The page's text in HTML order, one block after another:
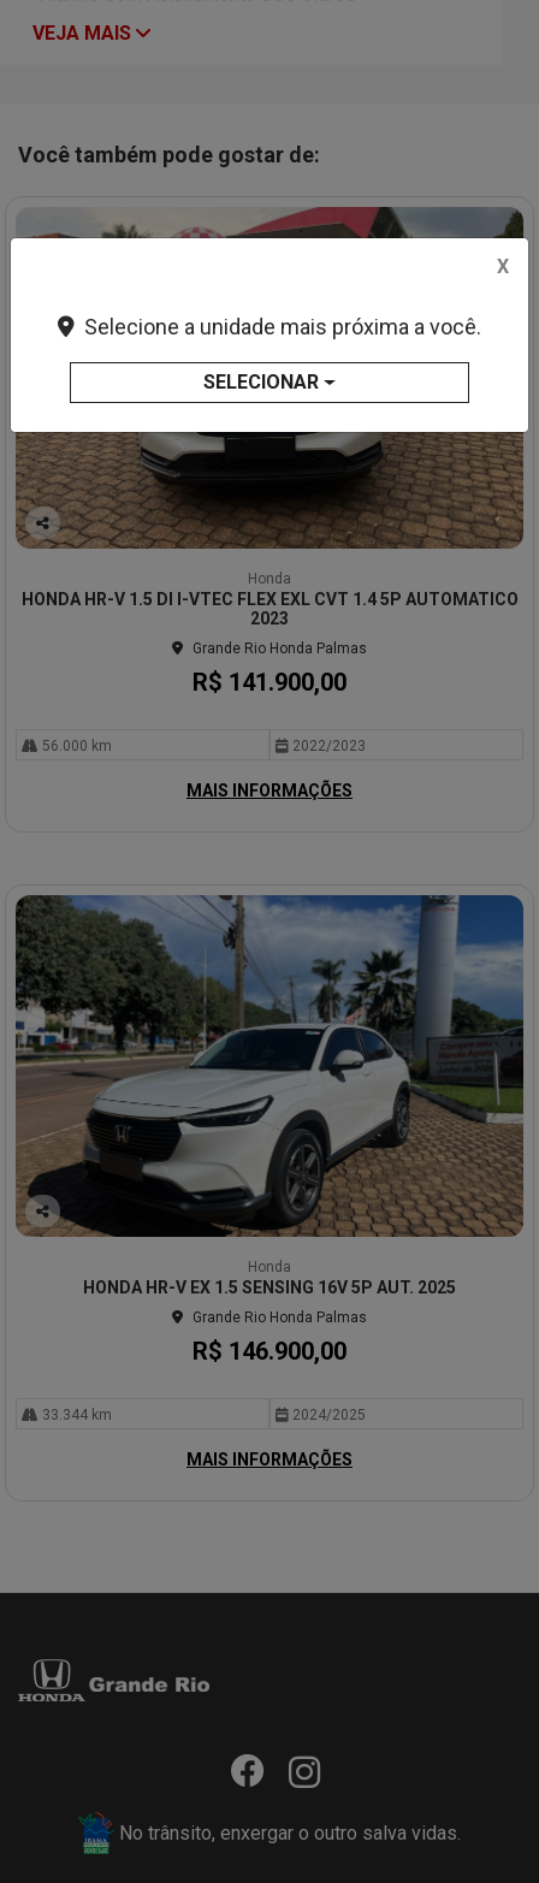
VEJA MAIS
Você também pode gostar de:
Co
arti
lhe
Honda
HONDA HR-V 1.5 DI I-VTEC FLEX EXL CVT 1.4 5P AUTOMATICO
2023
Grande Rio Honda Palmas
R$ 141.900,00
56.000 km 2022/2023
MAIS INFORMAÇÕES
Co
Honda
HONDA HR-V EX 1.5 SENSING 16V 5P AUT. 2025
Grande Rio Honda Palmas
R$ 146.900,00
33.344 km 2024/2025
MAIS INFORMAÇÕES
No trânsito, enxergar o outro salva vidas.
X
Selecione a unidade mais próxima a você.
SELECIONAR